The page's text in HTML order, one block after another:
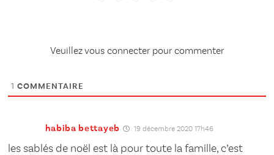
Veuillez vous connecter pour commenter
1 COMMENTAIRE
habiba bettayeb 19 décembre 2020 17h46
les sablés de noël est là pour toute la famille, c’est